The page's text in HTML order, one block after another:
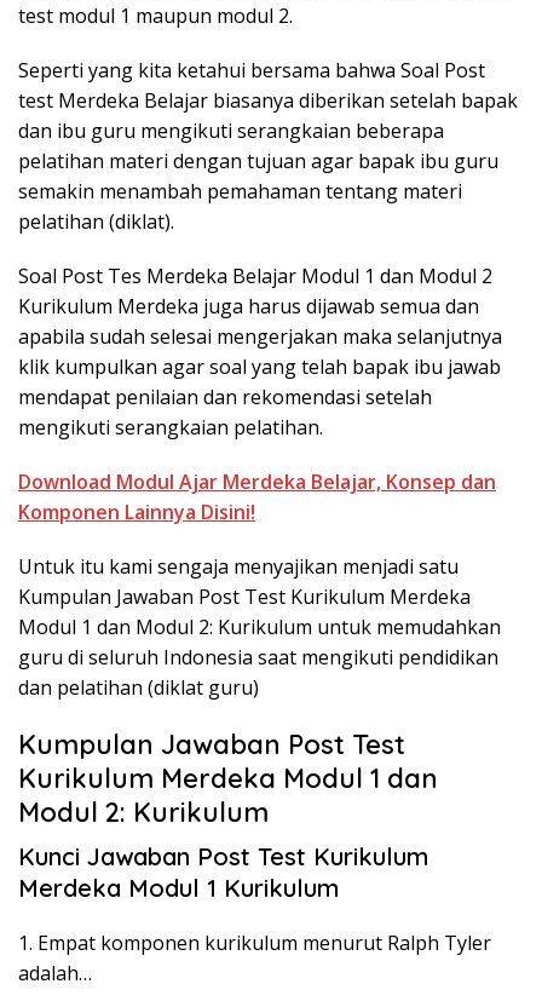
test modul 1 maupun modul 2.
Seperti yang kita ketahui bersama bahwa Soal Post
test Merdeka Belajar biasanya diberikan setelah bapak
dan ibu guru mengikuti serangkaian beberapa
pelatihan materi dengan tujuan agar bapak ibu guru
semakin menambah pemahaman tentang materi
pelatihan (diklat).
Soal Post Tes Merdeka Belajar Modul 1 dan Modul 2
Kurikulum Merdeka juga harus dijawab semua dan
apabila sudah selesai mengerjakan maka selanjutnya
klik kumpulkan agar soal yang telah bapak ibu jawab
mendapat penilaian dan rekomendasi setelah
mengikuti serangkaian pelatihan.
Download Modul Ajar Merdeka Belajar, Konsep dan
Komponen Lainnya Disini!
Untuk itu kami sengaja menyajikan menjadi satu
Kumpulan Jawaban Post Test Kurikulum Merdeka
Modul 1 dan Modul 2: Kurikulum untuk memudahkan
guru di seluruh Indonesia saat mengikuti pendidikan
dan pelatihan (diklat guru)
Kumpulan Jawaban Post Test
Kurikulum Merdeka Modul 1 dan
Modul 2: Kurikulum
Kunci Jawaban Post Test Kurikulum
Merdeka Modul 1 Kurikulum
1. Empat komponen kurikulum menurut Ralph Tyler
adalah…